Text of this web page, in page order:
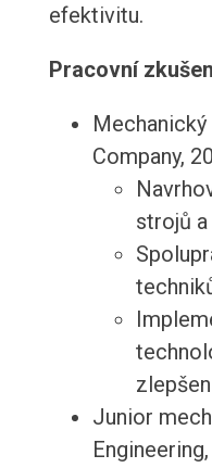
efektivitu.
Pracovní
Company,
strojů
Junior